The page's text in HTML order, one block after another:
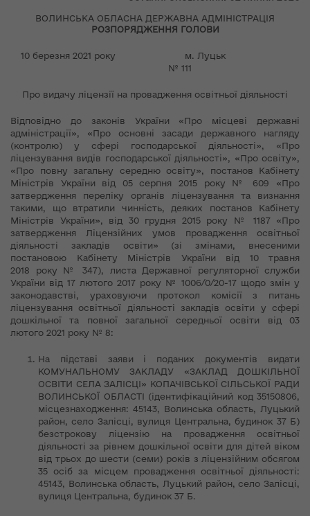
ВОЛИНСЬКА ОБЛАСНА ДЕРЖАВНА АДМІНІСТРАЦІЯ
РОЗПОРЯДЖЕННЯ ГОЛОВИ
10 березня 2021 року м. Луцьк
№ 111
Про видачу ліцензії на провадження освітньої діяльності
Відповідно до законів України «Про місцеві державні
адміністрації», «Про основні засади державного нагляду
(контролю) у сфері господарської діяльності», «Про
ліцензування видів господарської діяльності», «Про освіту»,
«Про повну загальну середню освіту», постанов Кабінету
Міністрів України від 05 серпня 2015 року № 609 «Про
затвердження переліку органів ліцензування та визнання
такими, що втратили чинність, деяких постанов Кабінету
Міністрів України», від 30 грудня 2015 року № 1187 «Про
затвердження Ліцензійних умов провадження освітньої
діяльності закладів освіти» (зі змінами, внесеними
постановою Кабінету Міністрів України від 10 травня
2018 року № 347), листа Державної регуляторної служби
України від 17 лютого 2017 року № 1006/0/20-17 щодо змін у
законодавстві, ураховуючи протокол комісії з питань
ліцензування освітньої діяльності закладів освіти у сфері
дошкільної та повної загальної середньої освіти від 03
лютого 2021 року № 8:
На підставі заяви і поданих документів видати
КОМУНАЛЬНОМУ ЗАКЛАДУ «ЗАКЛАД ДОШКІЛЬНОЇ
ОСВІТИ СЕЛА ЗАЛІСЦІ» КОПАЧІВСЬКОЇ СІЛЬСЬКОЇ РАДИ
ВОЛИНСЬКОЇ ОБЛАСТІ (ідентифікаційний код 35150806,
місцезнаходження: 45143, Волинська область, Луцький
район, село Залісці, вулиця Центральна, будинок 37 Б)
безстрокову ліцензію на провадження освітньої
діяльності за рівнем дошкільної освіти для дітей віком
від трьох до шести (семи) років з ліцензійним обсягом
35 осіб за місцем провадження освітньої діяльності:
45143, Волинська область, Луцький район, село Залісці,
вулиця Центральна, будинок 37 Б.